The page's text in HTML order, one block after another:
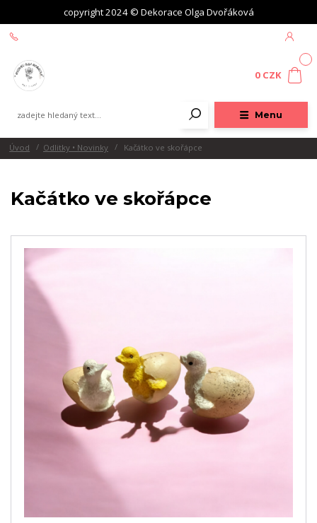
copyright 2024 © Dekorace Olga Dvořáková
Menu
0 CZK
Úvod Odlitky • Novinky Kačátko ve skořápce
Kačátko ve skořápce